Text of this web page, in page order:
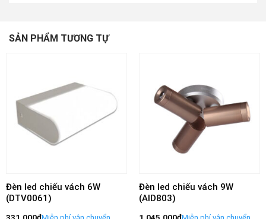
SẢN PHẨM TƯƠNG TỰ
Đèn led chiếu vách 6W
(DTV0061)
Đèn led chiếu vách 9W
(AID803)